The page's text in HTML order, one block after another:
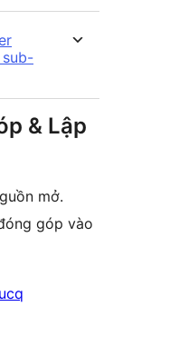
& Lập
mở.
góp vào